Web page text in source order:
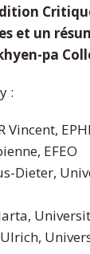
et un r
pa
:
Vincent,
EFEO
Dieter,
Universit